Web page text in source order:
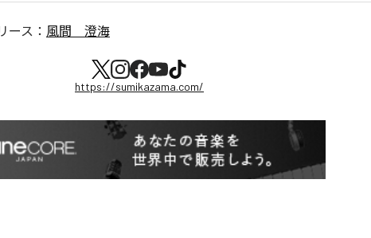
ース： 風間 澄海
https://sumikazama.com/